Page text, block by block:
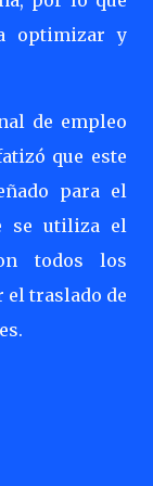
optimizar y
de empleo
que este
para el
se utiliza el
todos los
traslado de